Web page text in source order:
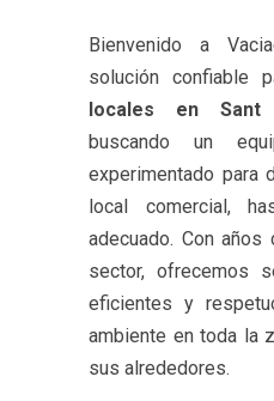
Bienvenido a
solución confiable
locales en Sant
buscando un
experimentado para
local comercial,
adecuado. Con
sector, ofrecemos
eficientes y
ambiente en toda la
sus alrededores.